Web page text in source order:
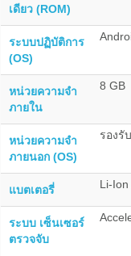
เดียว (ROM)
ระบบปฏิบัติการ
(OS)
หน่วยความจำ
ภายใน
8 GB
หน่วยความจำ
ภายนอก (OS)
รองรั
แบตเตอรี่ Li-
ระบบ เซ็นเซอร์
ตรวจจับ